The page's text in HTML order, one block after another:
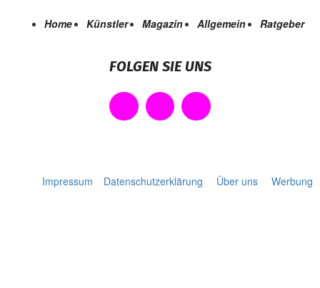
Home Künstler Magazin Allgemein Ratgeber
FOLGEN SIE UNS
Impressum Datenschutzerklärung Über uns Werbung